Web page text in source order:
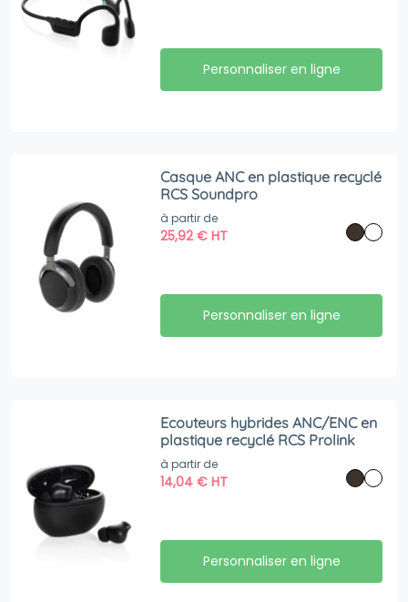
Personnaliser en ligne
Casque ANC en plastique recyclé
RCS Soundpro
à partir de
25,92€ HT
Personnaliser en ligne
Ecouteurs hybrides ANC/ENC en
plastique recyclé RCS Prolink
à partir de
14,04€ HT
Personnaliser en ligne